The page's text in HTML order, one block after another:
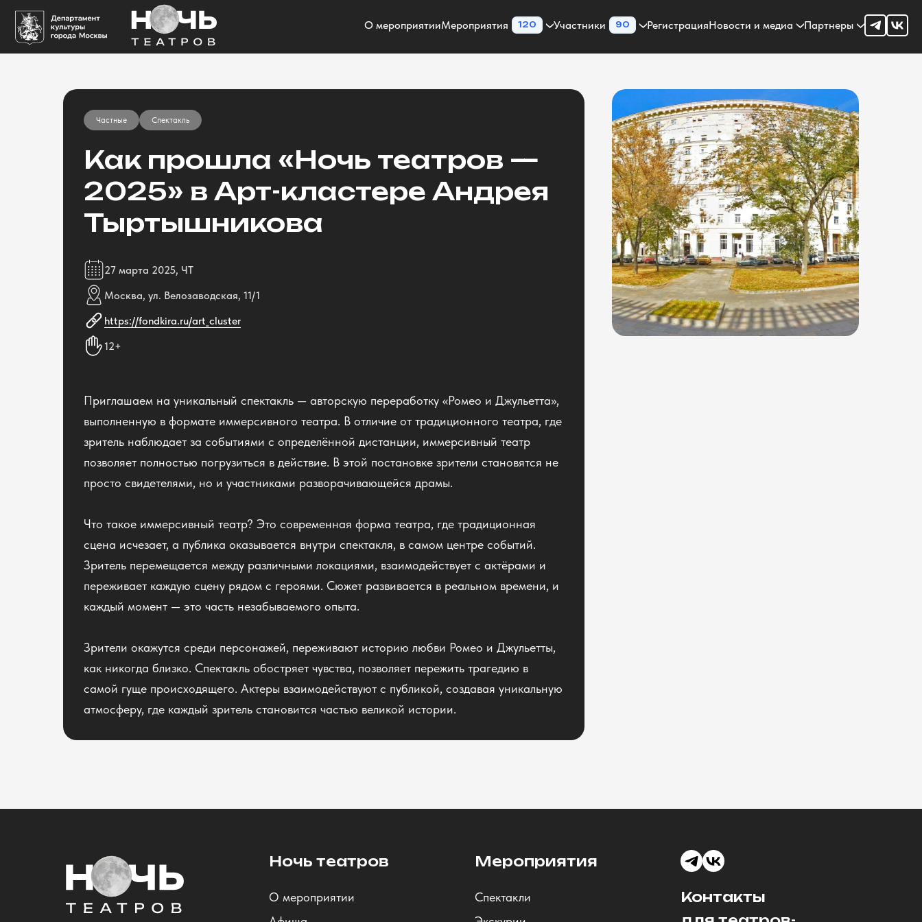
О мероприятииМероприятия 120 Участники 90 РегистрацияНовости и медиа Партнеры
Частные Спектакль
Как прошла «Ночь театров —
2025» в Арт-кластере Андрея
Тыртышникова
27 марта 2025, ЧТ
Москва, ул. Велозаводская, 11/1
https://fondkira.ru/art_cluster
12+
Приглашаем на уникальный спектакль — авторскую переработку «Ромео и Джульетта»,
выполненную в формате иммерсивного театра. В отличие от традиционного театра, где
зритель наблюдает за событиями с определённой дистанции, иммерсивный театр
позволяет полностью погрузиться в действие. В этой постановке зрители становятся не
просто свидетелями, но и участниками разворачивающейся драмы.
Что такое иммерсивный театр? Это современная форма театра, где традиционная
сцена исчезает, а публика оказывается внутри спектакля, в самом центре событий.
Зритель перемещается между различными локациями, взаимодействует с актёрами и
переживает каждую сцену рядом с героями. Сюжет развивается в реальном времени, и
каждый момент — это часть незабываемого опыта.
Зрители окажутся среди персонажей, переживают историю любви Ромео и Джульетты,
как никогда близко. Спектакль обостряет чувства, позволяет пережить трагедию в
самой гуще происходящего. Актеры взаимодействуют с публикой, создавая уникальную
атмосферу, где каждый зритель становится частью великой истории.
Ночь театров
О мероприятии
Мероприятия
Спектакли
Контакты